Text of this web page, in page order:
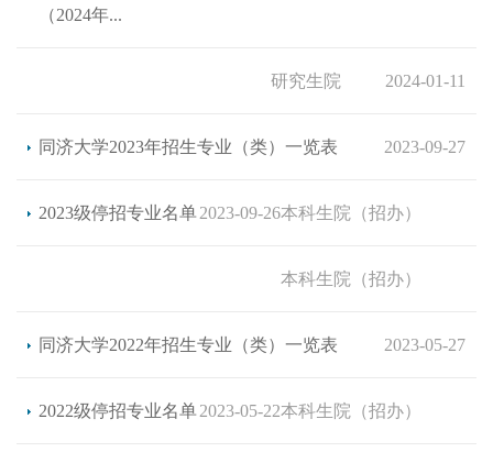
（2024年...
2024-01-11
研究生院
同济大学2023年招生专业（类）一览表 2023-09-27
本科生院（招办）
2023级停招专业名单2023-09-26
本科生院（招办）
同济大学2022年招生专业（类）一览表 2023-05-27
本科生院（招办）
2022级停招专业名单2023-05-22